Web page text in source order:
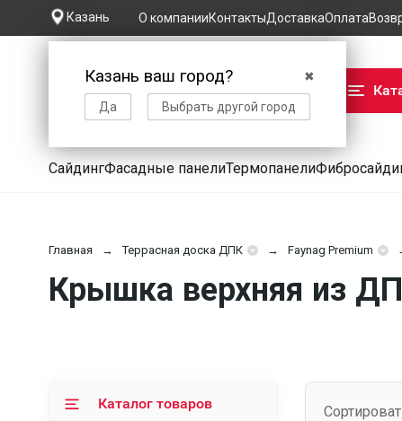
Казань
✖
Казань ваш город?
Да Выбрать другой город
О компанииКонтактыДоставкаОплата
СайдингФасадные панелиТермопанели
Главная Террасная доска ДПК Faynag Premium
Крышка верхняя из
Каталог товаров